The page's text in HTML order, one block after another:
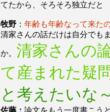
てたから、そろそろ独立だと
牧野 ： 年齢も年齢なって来た
清家さんの話だけは自分でも
か。 清家さんの
て産まれた疑
と考えたいな
佐藤： 論文をもう一度書こう